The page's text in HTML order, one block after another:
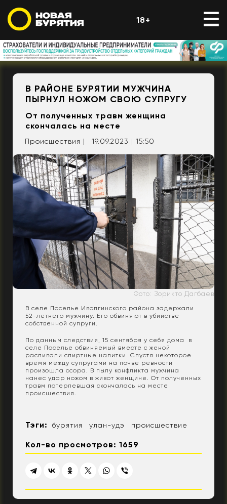
18+
В РАЙОНЕ БУРЯТИИ МУЖЧИНА
ПЫРНУЛ НОЖОМ СВОЮ СУПРУГУ
От полученных травм женщина
скончалась на месте
Происшествия | 19.09.2023 | 15:50
Фото: Зорикто Дагбаев
В селе Поселье Иволгинского района задержали
52-летнего мужчину. Его обвиняют в убийстве
собственной супруги.
По данным следствия, 15 сентября у себя дома в
селе Поселье обвиняемый вместе с женой
распивали спиртные напитки. Спустя некоторое
время между супругами на почве ревности
произошла ссора. В пылу конфликта мужчина
нанес удар ножом в живот женщине. От полученных
травм потерпевшая скончалась на месте
происшествия.
Тэги: бурятия улан-удэ происшествие
Кол-во просмотров: 1659